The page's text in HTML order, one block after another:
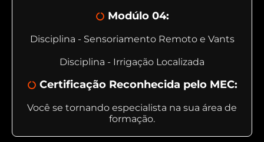
Modúlo 04:
Disciplina - Sensoriamento Remoto e Vants
Disciplina - Irrigação Localizada
Certificação Reconhecida pelo MEC:
Você se tornando especialista na sua área de
formação.